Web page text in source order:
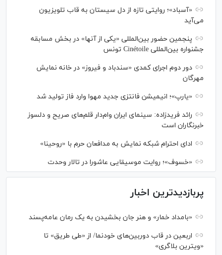
«آسباد»؛ روایتی تازه از دل سیستان به قاب تلویزیون
می‌آید
پنجمین حضور بین‌المللی «یکی از آنها» در بخش مسابقه
جشنواره بین‌المللی Cinétoile تونس
دور دوم اجرای کمدی «سندباد و فیروز» در خانه نمایش
مهرگان
«یارپ»؛ انیمیشن فانتزی جدید مهوا وارد فاز تولید شد
رائد فریدزاده: سینمای ایران وام‌دار قلم‌های صریح و دلسوز
خبرنگاران است
ادای احترام شبکه نمایش به مدافعان حرم با «روحینا»
«خسوف»؛ روایت موسیقایی عاشورا در تالار وحدت
پربازدیدترین اخبار
«بامداد خمار» و هنر جان بخشیدن به یک رمان عامه‌پسند
اربعین در قاب دوربین‌های خودنما/ از «طی طریق» تا
«ویترین بلاگری»